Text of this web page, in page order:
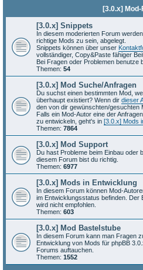
[3.0.x]
[3.0.x] Snippets
In diesem moderierten Forum
richtige Mods zu sein, abgelegt.
Snippets können über unser
vollständiger, Copy&Paste fähiger
Bei Fragen oder Problemen benutze
Themen: 54
[3.0.x] Mod Suche/Anfragen
Du suchst einen bestimmten Mod,
überhaupt existiert? Wenn dir dieser
den von dir gewünschten/gesuchten
Falls ein Mod-Autor eine der
zu entwickeln, geht's in [3.0.x] Mods
Themen: 7864
[3.0.x] Mod Support
Du hast Probleme beim Einbau oder
diesem Forum bist du richtig.
Themen: 6977
[3.0.x] Mods in Entwicklung
In diesem Forum können Mod-
im Entwicklungsstatus befinden. Der
wird nicht empfohlen.
Themen: 603
[3.0.x] Mod Bastelstube
In diesem Forum kann man Fragen
Entwicklung von Mods für phpBB
Forums auftauchen.
Themen: 1552